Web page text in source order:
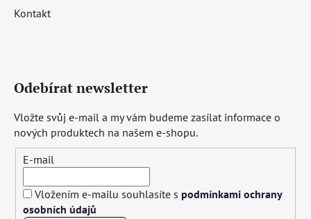
Kontakt
Odebírat newsletter
Vložte svůj e-mail a my vám budeme zasílat informace o
nových produktech na našem e-shopu.
E-mail
Vložením e-mailu souhlasíte s podmínkami ochrany
osobních údajů